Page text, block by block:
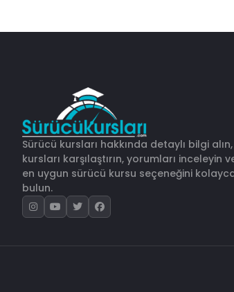
Sürücü kursları hakkında detaylı bilgi alın,
kursları karşılaştırın, yorumları inceleyin
en uygun sürücü kursu seçeneğini
bulun.